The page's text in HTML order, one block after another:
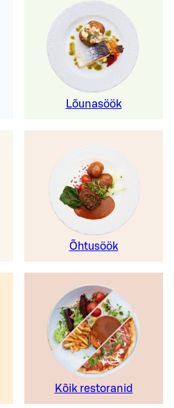
Lõunasöök
Õhtusöök
Kõik restoranid